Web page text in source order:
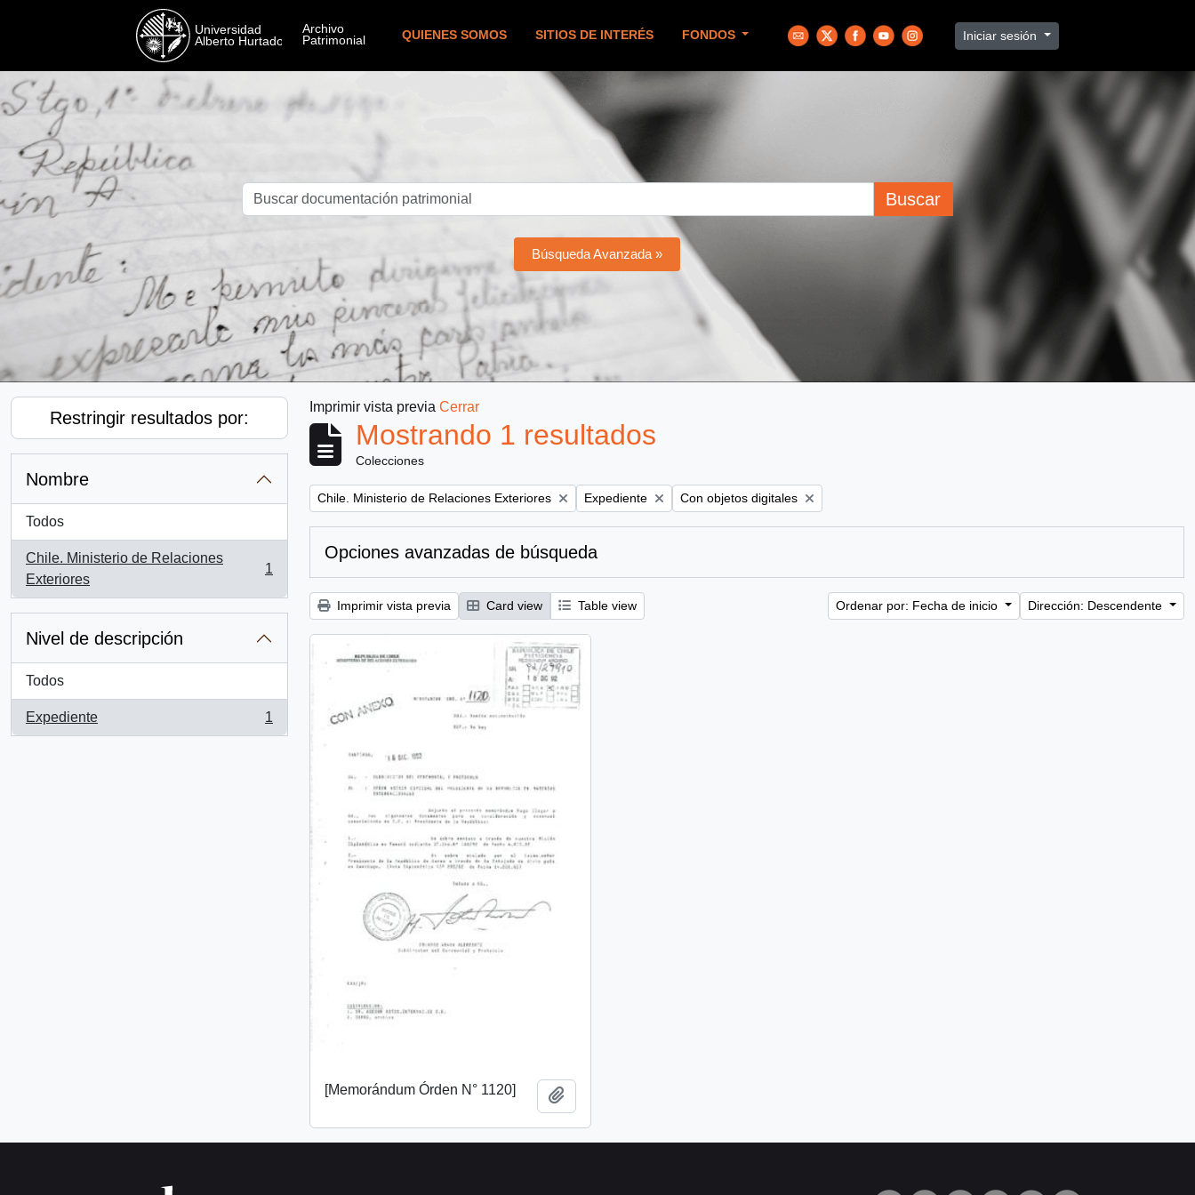
QUIENES SOMOS SITIOS DE INTERÉS FONDOS Iniciar sesión
Buscar
Búsqueda Avanzada »
Restringir resultados por:
Nombre
Todos
Chile. Ministerio de Relaciones
Exteriores
, 1 resultados
1
Nivel de descripción
Todos
Expediente
, 1 resultados
1
Imprimir vista previa Cerrar
Mostrando 1 resultados
Colecciones
Remove filter:
Chile. Ministerio de Relaciones Exteriores Remove filter:
Expediente Remove filter:
Con objetos digitales
Opciones avanzadas de búsqueda
Imprimir vista previa Card view Table view Ordenar por: Fecha de inicio Dirección: Descendente
[Memorándum Órden N° 1120]